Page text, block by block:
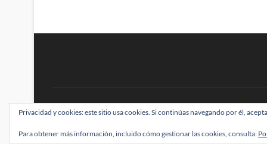
BRAINSTOMPING| Diseñado por:Theme Freesia|WordPress| ©
Privacidad y cookies: este sitio usa cookies. Si continúas navegando por él,
Para obtener más información, incluido cómo gestionar las cookies, consulta: